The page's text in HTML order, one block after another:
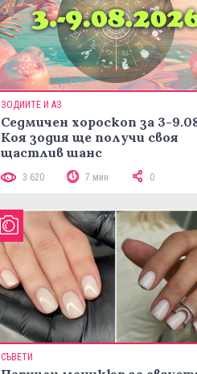
ЗОДИИТЕ И АЗ
Седмичен хороскоп за 3-
Коя зодия ще получи своя
щастлив шанс
3 620 7 мин 0
СЪВЕТИ